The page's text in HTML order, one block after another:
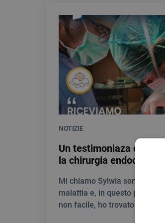
NOTIZIE
Un testimoniaza di
la chirurgia endocrina
Mi chiamo Sylwia sono stata
malattia e, in questo
non facile, ho trovato